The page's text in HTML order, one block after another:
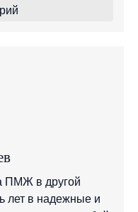
ПМЖ в другой
лет в надежные и